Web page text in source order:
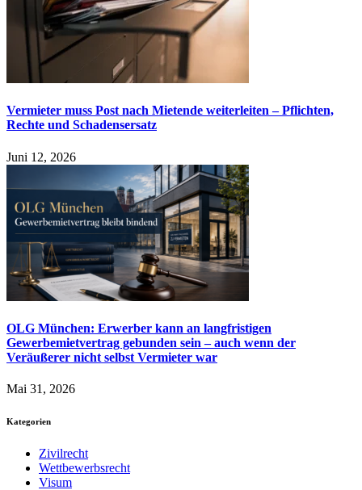
Vermieter muss Post nach Mietende weiterleiten – Pflichten,
Rechte und Schadensersatz
Juni 12, 2026
OLG München: Erwerber kann an langfristigen
Gewerbemietvertrag gebunden sein – auch wenn der
Veräußerer nicht selbst Vermieter war
Mai 31, 2026
Kategorien
Zivilrecht
Wettbewerbsrecht
Visum